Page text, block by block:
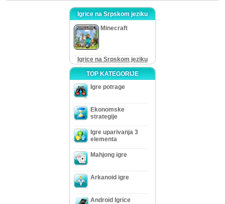
Igrice na Srpskom jeziku
Minecraft
Igrice na Srpskom jeziku
TOP KATEGORIJE
Igre potrage
Ekonomske
strategije
Igre uparivanja 3
elementa
Mahjong igre
Arkanoid igre
Android Igrice